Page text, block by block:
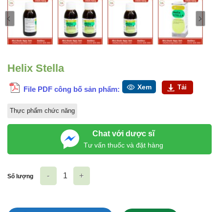
Helix Stella
File PDF công bố sản phẩm: Xem Tải
Thực phẩm chức năng
Chat với dược sĩ
Tư vấn thuốc và đặt hàng
Số lượng